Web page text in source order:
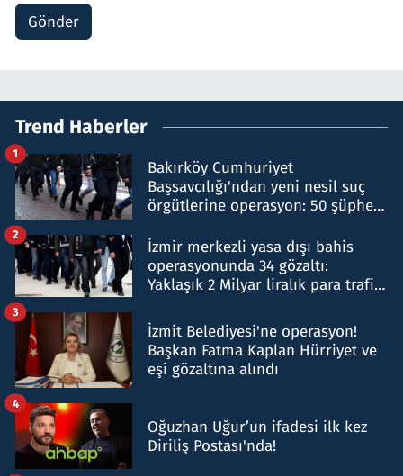
Gönder
Trend Haberler
Bakırköy Cumhuriyet
Başsavcılığı'ndan yeni nesil suç
örgütlerine operasyon: 50 şüpheli
1
İzmir merkezli yasa dışı bahis
operasyonunda 34 gözaltı:
Yaklaşık 2 Milyar liralık para trafiği
2
İzmit Belediyesi'ne operasyon!
Başkan Fatma Kaplan Hürriyet ve
eşi gözaltına alındı
3
Oğuzhan Uğur’un ifadesi ilk kez
Diriliş Postası'nda!
4